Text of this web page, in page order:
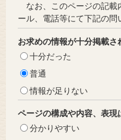
なお、このページの記載
ール、電話等にて下記の問
お求めの情報が十分掲載さ
十分だった
普通
情報が足りない
ページの構成や内容、表現
分かりやすい